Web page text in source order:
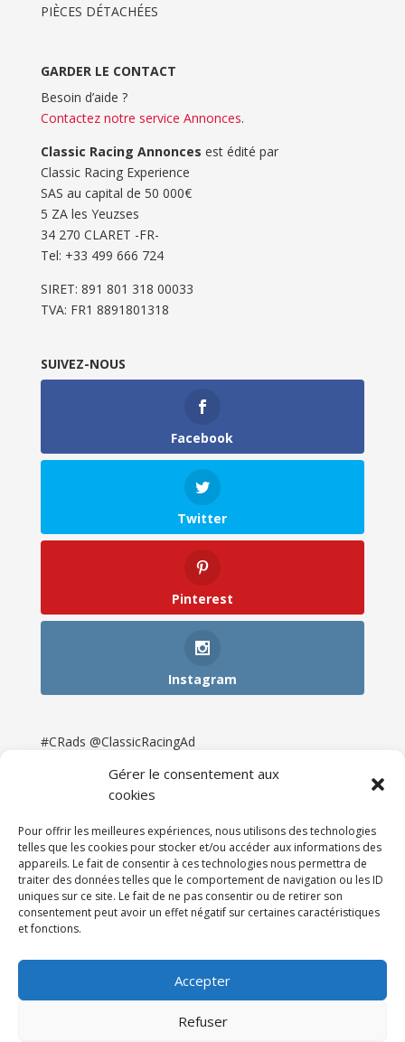
Gérer le consentement aux
cookies
Pour offrir les meilleures expériences, nous utilisons des technologies
telles que les cookies pour stocker et/ou accéder aux informations des
appareils. Le fait de consentir à ces technologies nous permettra de
traiter des données telles que le comportement de navigation ou les ID
uniques sur ce site. Le fait de ne pas consentir ou de retirer son
consentement peut avoir un effet négatif sur certaines caractéristiques
et fonctions.
Accepter
Refuser
PIÈCES DÉTACHÉES
GARDER LE CONTACT
Besoin d’aide ?
Contactez notre service Annonces.
Classic Racing Annonces est édité par
Classic Racing Experience
SAS au capital de 50 000€
5 ZA les Yeuzses
34 270 CLARET -FR-
Tel: ‭+33 499 666 724‬
SIRET: 891 801 318 00033
TVA: FR1 8891801318
SUIVEZ-NOUS
Facebook
Twitter
Pinterest
Instagram
#CRads @ClassicRacingAd
Newsletter & Presse
Partenaires
Tarifs
Espace Client